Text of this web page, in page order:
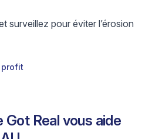
surveillez pour éviter l’érosion
Real vous aide